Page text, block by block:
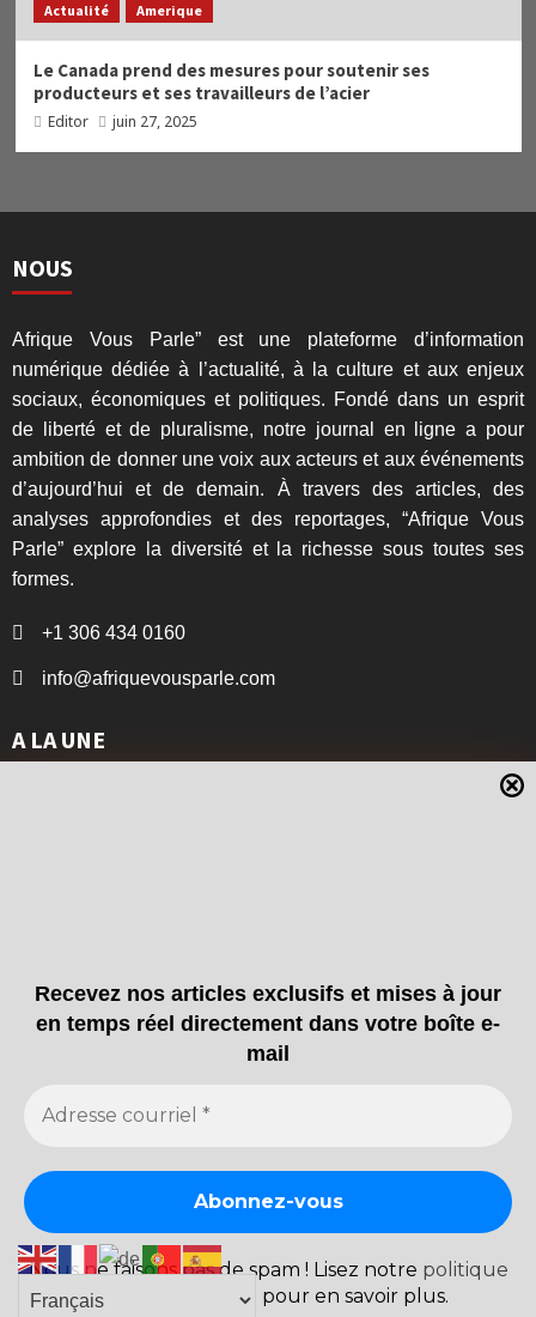
Recevez nos articles exclusifs et mises à jour
en temps réel directement dans votre boîte e-
mail
Nous ne faisons pas de spam ! Lisez notre politique
de confidentialité pour en savoir plus.
Actualité Amerique
Le Canada prend des mesures pour soutenir ses
producteurs et ses travailleurs de l’acier
Editor juin 27, 2025
NOUS
Afrique Vous Parle” est une plateforme d’information
numérique dédiée à l’actualité, à la culture et aux enjeux
sociaux, économiques et politiques. Fondé dans un esprit
de liberté et de pluralisme, notre journal en ligne a pour
ambition de donner une voix aux acteurs et aux événements
d’aujourd’hui et de demain. À travers des articles, des
analyses approfondies et des reportages, “Afrique Vous
Parle” explore la diversité et la richesse sous toutes ses
formes.
+1 306 434 0160
info@afriquevousparle.com
A LA UNE
au Rwanda en
1994
memory,
reflection,
and unity
avril 27,
Copyright Afiquevousparle 2025| Tous droits réservés